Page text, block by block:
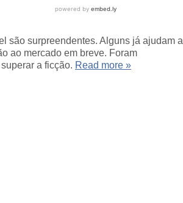
são surpreendentes. Alguns já ajudam a
ao mercado em breve. Foram
a ficção. Read more »